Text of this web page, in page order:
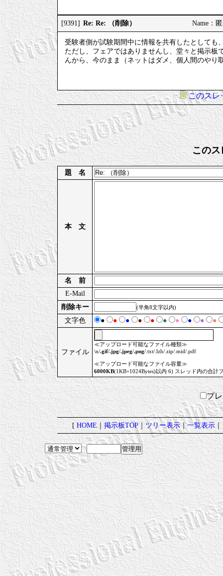
[9391] Re: Re: （削除） Name：
受験者側が試験期間中に情報を共有したとしても
ただし、フェアではありませんし、堂々と掲示
んから、今のまま（ネットはダメ、個人間のやり
このスレ
このス
題 名
本 文
名 前
E-Mail
削除キー
(半角8文字以内)
文字色 ● ● ● ● ● ● ● ● ● ●
ファイル
≪アップロード可能なファイル種類≫
\n/.gif/.jpg/.jpeg/.png/.txt/.lzh/.zip/.mid/.pdf
≪アップロード可能なファイル容量≫
6000KB(1KB=1024Bytes)以内 6) スレッド内の合計
プ
[HOME｜ 掲示板TOP｜ツリー表示｜一覧表示｜